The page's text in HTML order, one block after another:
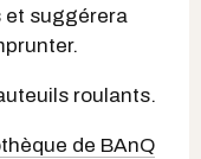
et suggérera
roulants.
de BAnQ